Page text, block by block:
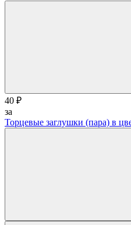
40 ₽
за
Торцевые заглушки (пара) в